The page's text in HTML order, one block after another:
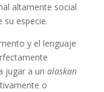
altamente social
especie.
y el lenguaje
jugar a un alaskan
o